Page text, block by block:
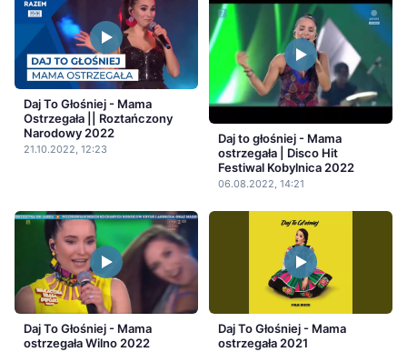
Daj To Głośniej - Mama
Ostrzegała || Roztańczony
Narodowy 2022
21.10.2022, 12:23
Daj to głośniej - Mama
ostrzegała | Disco Hit
Festiwal Kobylnica 2022
06.08.2022, 14:21
Daj To Głośniej - Mama
ostrzegała Wilno 2022
Daj To Głośniej - Mama
ostrzegała 2021